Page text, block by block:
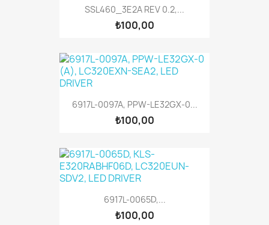
SSL460_3E2A REV 0.2,...
₺100,00
6917L-0097A, PPW-LE32GX-0...
₺100,00
6917L-0065D,...
₺100,00